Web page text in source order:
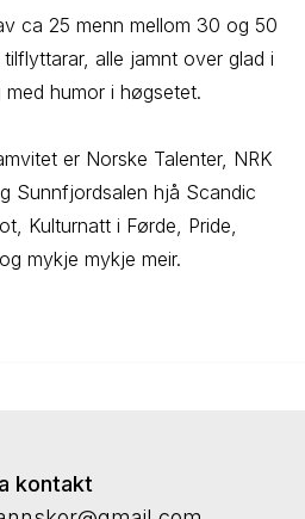
ca 25 menn mellom 30 og 50
alle jamnt over glad i
humor i høgsetet.
er Norske Talenter, NRK
Sunnfjordsalen hjå Scandic
Kulturnatt i Førde, Pride,
mykje mykje meir.
kontakt